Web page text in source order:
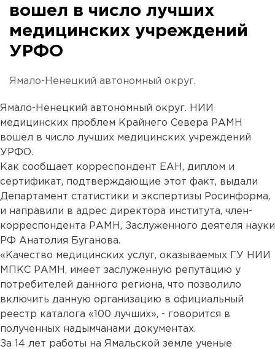
вошел в число лучших
медицинских учреждений
УРФО
Ямало-Ненецкий автономный округ.
Ямало-Ненецкий автономный округ. НИИ
медицинских проблем Крайнего Севера РАМН
вошел в число лучших медицинских учреждений
УРФО.
Как сообщает корреспондент ЕАН, диплом и
сертификат, подтверждающие этот факт, выдали
Департамент статистики и экспертизы Росинформа,
и направили в адрес директора института, член-
корреспондента РАМН, Заслуженного деятеля науки
РФ Анатолия Буганова.
«Качество медицинских услуг, оказываемых ГУ НИИ
МПКС РАМН, имеет заслуженную репутацию у
потребителей данного региона, что позволило
включить данную организацию в официальный
реестр каталога «100 лучших», - говорится в
полученных надымчанами документах.
За 14 лет работы на Ямальской земле ученые